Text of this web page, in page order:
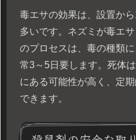
毒エサの効果は、設置か
多いです。ネズミが毒エ
のプロセスは、毒の種類
常3～5日要します。死体
にある可能性が高く、定
できます。